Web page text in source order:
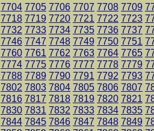
7704 7705 7706 7707 7708 7709
7718 7719 7720 7721 7722 7723
7732 7733 7734 7735 7736 7737
7746 7747 7748 7749 7750 7751
7760 7761 7762 7763 7764 7765
7774 7775 7776 7777 7778 7779
7788 7789 7790 7791 7792 7793
7802 7803 7804 7805 7806 7807
7816 7817 7818 7819 7820 7821
7830 7831 7832 7833 7834 7835
7844 7845 7846 7847 7848 7849